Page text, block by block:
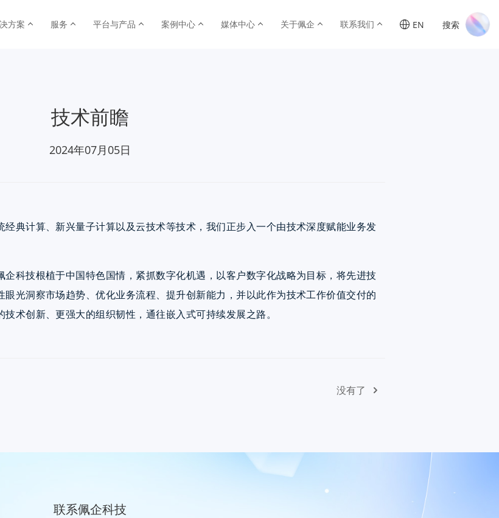
方案 服务 平台与产品 案例中心 媒体中心 关于佩企 联系我们 EN 搜索
技术前瞻
2024年07月05日
典计算、新兴量子计算以及云技术等技术，我们正步入一个由技术深度赋能业务发
科技根植于中国特色国情，紧抓数字化机遇，以客户数字化战略为目标，将先进技
光洞察市场趋势、优化业务流程、提升创新能力，并以此作为技术工作价值交付的
术创新、更强大的组织韧性，通往嵌入式可持续发展之路。
没有了
联系佩企科技